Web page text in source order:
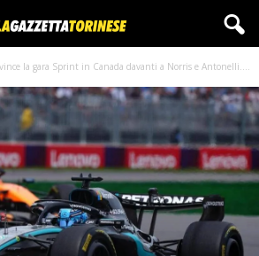
la gara Sprint in Canada davanti a Norris e Antonelli....